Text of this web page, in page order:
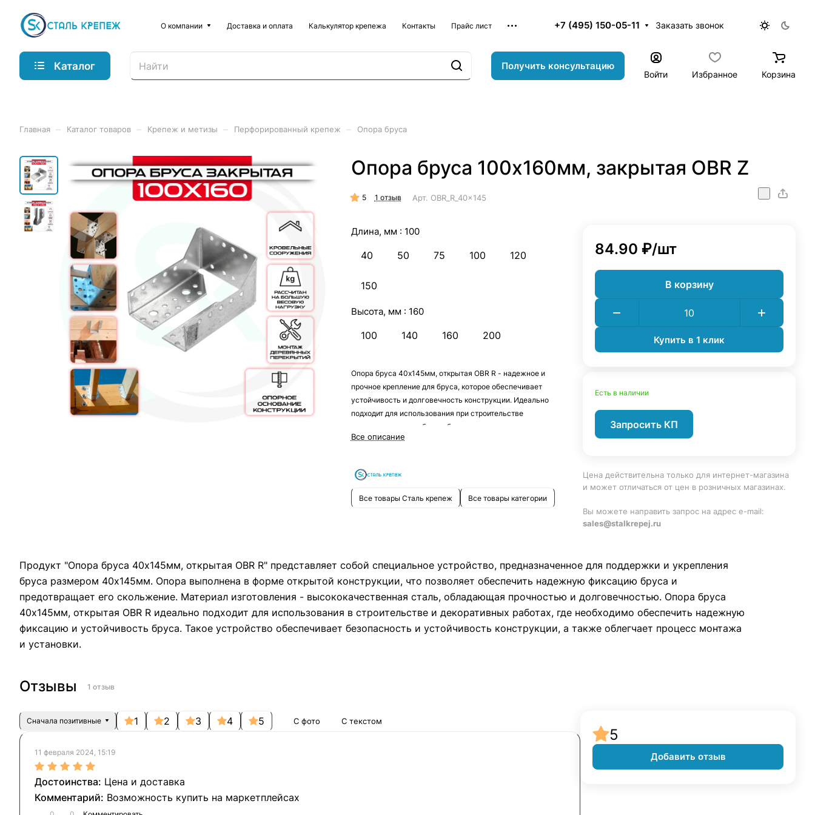
О компании Доставка и оплата Калькулятор крепежа Контакты Прайс лист +7 (495) 150-05-11 Заказать звонок
Каталог Получить консультацию
Войти Избранное Корзина
Главная Каталог товаров Крепеж и метизы Перфорированный крепеж Опора бруса
Опора бруса 100х160мм, закрытая OBR Z
5 1 отзыв Арт. OBR_R_40x145
Длина, мм : 100
40 50 75 100 120
150
Высота, мм : 160
100 140 160 200
Опора бруса 40х145мм, открытая OBR R - надежное и
прочное крепление для бруса, которое обеспечивает
устойчивость и долговечность конструкции. Идеально
подходит для использования при строительстве
деревянных домов, бань и беседок.
Все описание
Все товары Сталь крепеж Все товары категории
84.90 ₽/шт
В корзину
Купить в 1 клик
Есть в наличии
Запросить КП
Цена действительна только для интернет-магазина
и может отличаться от цен в розничных магазинах.
Вы можете направить запрос на адрес e-mail:
sales@stalkrepej.ru
Продукт "Опора бруса 40х145мм, открытая OBR R" представляет собой специальное устройство, предназначенное для поддержки и укрепления
бруса размером 40х145мм. Опора выполнена в форме открытой конструкции, что позволяет обеспечить надежную фиксацию бруса и
предотвращает его скольжение. Материал изготовления - высококачественная сталь, обладающая прочностью и долговечностью. Опора бруса
40х145мм, открытая OBR R идеально подходит для использования в строительстве и декоративных работах, где необходимо обеспечить надежную
фиксацию и устойчивость бруса. Такое устройство обеспечивает безопасность и устойчивость конструкции, а также облегчает процесс монтажа
и установки.
Отзывы 1 отзыв
Сначала позитивные 1 2 3 4 5 С фото С текстом
11 февраля 2024, 15:19
Цена и доставка
Возможность купить на маркетплейсах
5
Добавить отзыв